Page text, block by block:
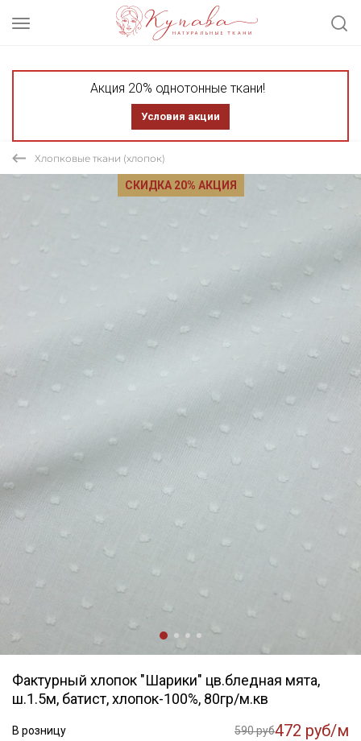
Акция 20% однотонные ткани!
Условия акции
Хлопковые ткани (хлопок)
СКИДКА 20% АКЦИЯ
Фактурный хлопок "Шарики" цв.бледная мята,
ш.1.5м, батист, хлопок-100%, 80гр/м.кв
В розницу 590 руб472 руб/м